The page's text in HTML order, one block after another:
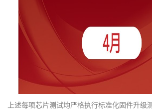
上述每项芯片测试均严格执行标准化固件升级